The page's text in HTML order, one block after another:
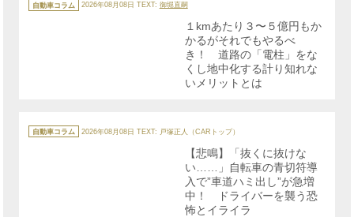
テ
ゴ
自動車コラム 2026年08月08日 TEXT: 御堀直嗣
１kmあたり３〜５億円もか
かるがそれでもやるべ
き！ 道路の「電柱」をな
くし地中化する計り知れな
いメリットとは
テ
ゴ
自動車コラム 2026年08月08日 TEXT: 戸塚正人（CARトップ）
【悲鳴】「抜くに抜けな
い……」自転車の青切符導
入で”車道ハミ出し”が急増
中！ ドライバーを襲う恐
怖とイライラ